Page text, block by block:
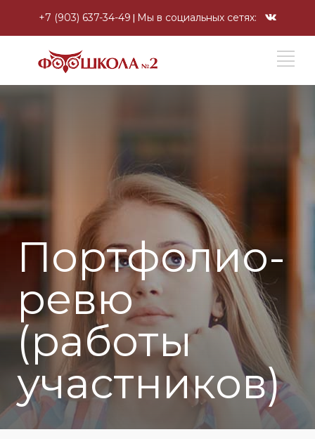
+7 (903) 637-34-49 Мы в социальных сетях:
Портфолио-
ревю
(работы
участников)